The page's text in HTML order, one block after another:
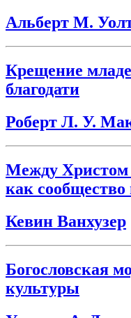
Альберт М.
Крещение
благодати
Роберт Л. У.
Между Христом
как
Кевин Ванхузер
Богословская
культуры